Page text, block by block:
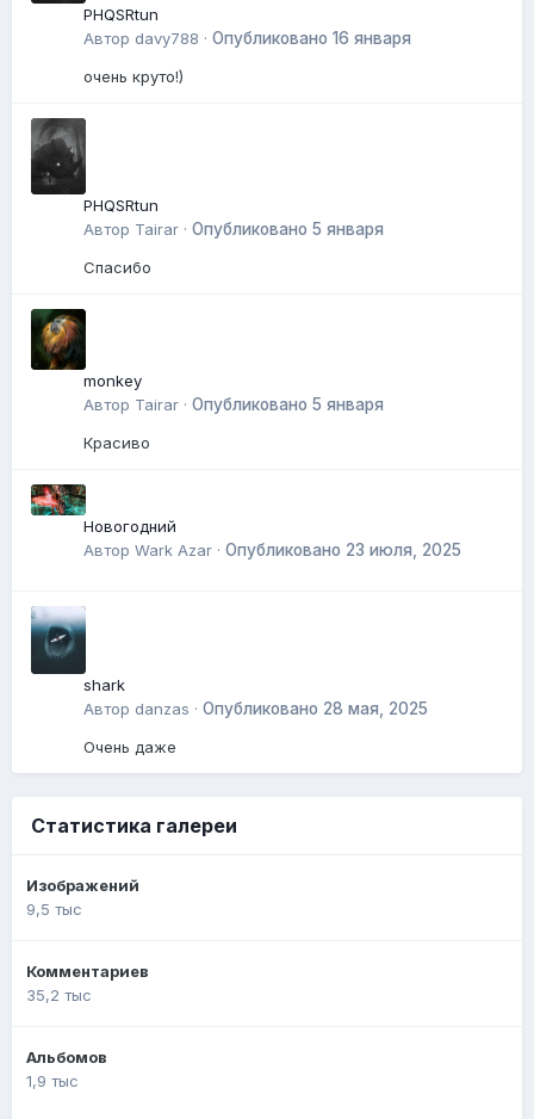
PHQSRtun
Автор davy788 · Опубликовано 16 января
очень круто!)
PHQSRtun
Автор Tairar · Опубликовано 5 января
Спасибо
monkey
Автор Tairar · Опубликовано 5 января
Красиво
Новогодний
Автор Wark Azar · Опубликовано 23 июля, 2025
shark
Автор danzas · Опубликовано 28 мая, 2025
Очень даже
Статистика галереи
Изображений
9,5 тыс
Комментариев
35,2 тыс
Альбомов
1,9 тыс